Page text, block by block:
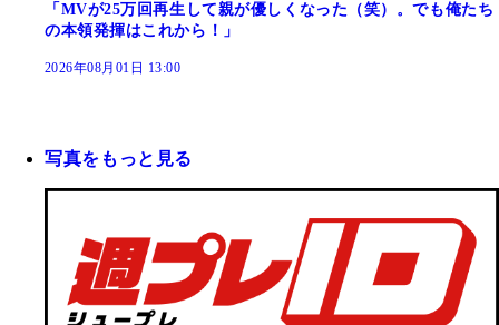
「MVが25万回再生して親が優しくなった（笑）。でも俺たち
の本領発揮はこれから！」
2026年08月01日 13:00
写真をもっと見る